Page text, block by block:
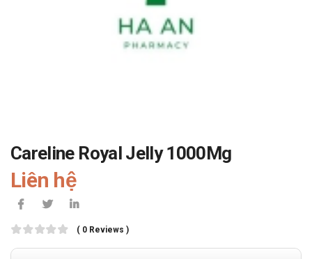
Careline Royal Jelly 1000Mg
Liên hệ
( 0 Reviews )